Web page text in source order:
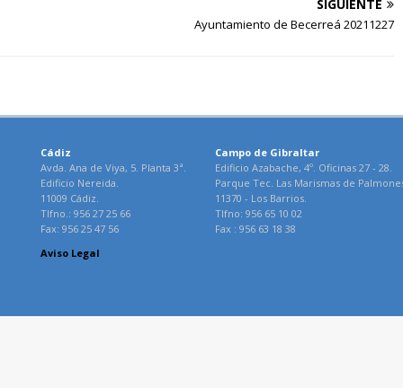
SIGUIENTE
Ayuntamiento de Becerreá 20211227
Cádiz
Avda. Ana de Viya, 5. Planta 3ª.
Edificio Nereida.
11009 Cádiz.
Tlfno.: 956 27 25 66
Fax: 956 25 47 56
Campo de Gibraltar
Edificio Azabache, 4º. Oficinas 27 - 28.
Parque Tec. Las Marismas de
11370 - Los Barrios.
Tlfno: 956 65 10 02
Fax : 956 63 18 38
Aviso Legal